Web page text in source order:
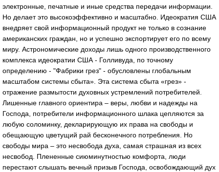
электронные, печатные и иные средства передачи информации.
Но делает это высокоэффективно и масштабно. Идеократия США
внедряет свой информационный продукт не только в сознание
американских граждан, но и успешно экспортирует его по всему
миру. Астрономические доходы лишь одного производственного
комплекса идеократии США - Голливуда, по точному
определению - "Фабрики грез" - обусловлены глобальным
масштабом системы сбыта». Эта система сбыта «грез» -
отражение размытости духовных устремлений потребителей.
Лишенные главного ориентира – веры, любви и надежды на
Господа, потребители информационного шлака цепляются за
любую соломинку, декларирующую их права на свободы и
обещающую цветущий рай бесконечного потребления. Но
свободы мира – это несвобода духа, самая страшная из всех
несвобод. Плененные сиюминутностью комфорта, люди
перестают слышать вечный призыв Господа, освобождающий дух